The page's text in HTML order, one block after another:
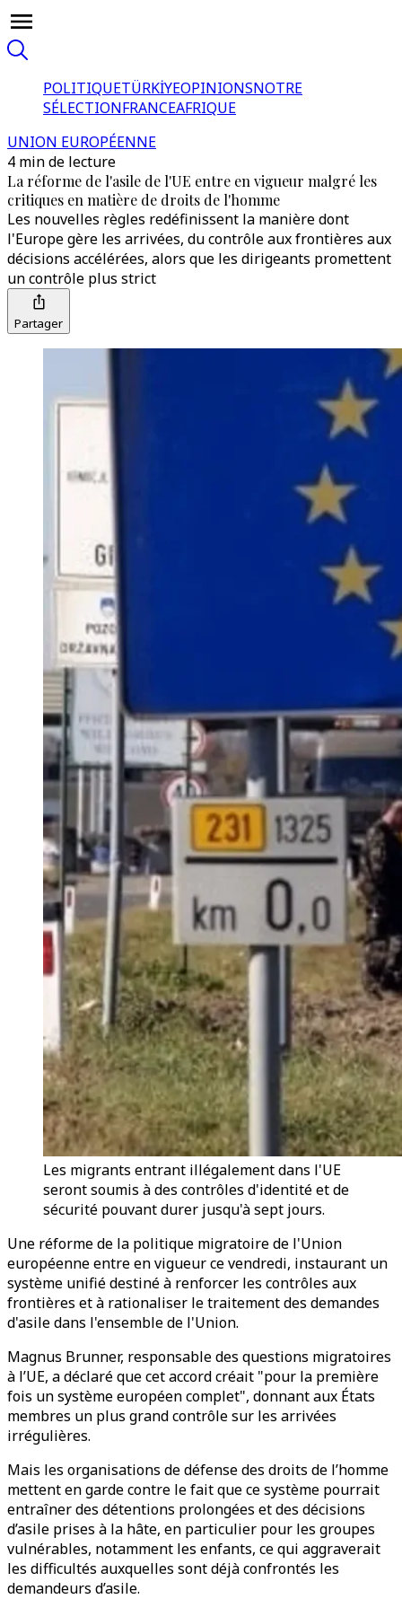
POLITIQUETÜRKİYEOPINIONSNOTRE
SÉLECTIONFRANCEAFRIQUE
UNION EUROPÉENNE
4 min de lecture
La réforme de l'asile de l'UE entre en vigueur malgré les
critiques en matière de droits de l'homme
Les nouvelles règles redéfinissent la manière dont
l'Europe gère les arrivées, du contrôle aux frontières aux
décisions accélérées, alors que les dirigeants promettent
un contrôle plus strict
Partager
Les migrants entrant illégalement dans l'UE
seront soumis à des contrôles d'identité et de
sécurité pouvant durer jusqu'à sept jours.
Une réforme de la politique migratoire de l'Union
européenne entre en vigueur ce vendredi, instaurant un
système unifié destiné à renforcer les contrôles aux
frontières et à rationaliser le traitement des demandes
d'asile dans l'ensemble de l'Union.
Magnus Brunner, responsable des questions migratoires
à l’UE, a déclaré que cet accord créait "pour la première
fois un système européen complet", donnant aux États
membres un plus grand contrôle sur les arrivées
irrégulières.
Mais les organisations de défense des droits de l’homme
mettent en garde contre le fait que ce système pourrait
entraîner des détentions prolongées et des décisions
d’asile prises à la hâte, en particulier pour les groupes
vulnérables, notamment les enfants, ce qui aggraverait
les difficultés auxquelles sont déjà confrontés les
demandeurs d’asile.